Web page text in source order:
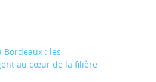
: les
au cœur de la filière